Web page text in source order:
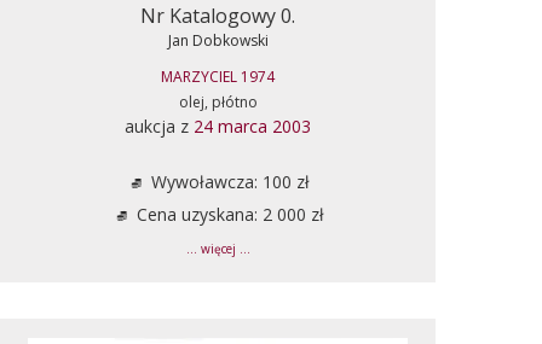
Nr Katalogowy 0.
Jan Dobkowski
MARZYCIEL 1974
olej, płótno
aukcja z 24 marca 2003
Wywoławcza: 100 zł
Cena uzyskana: 2 000 zł
... więcej ...